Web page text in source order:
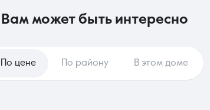
вам может быть интересно
По цене По району В этом доме